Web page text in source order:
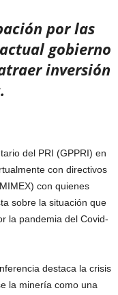
por las
gobierno
inversión
del PRI (GPPRI) en
con directivos
con quienes
sobre la situación que
la pandemia del Covid-
destaca la crisis
la minería como una